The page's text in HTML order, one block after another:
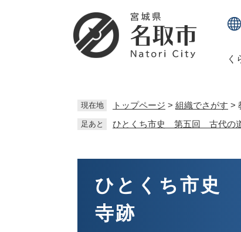
く
現在地 トップページ > 組織でさがす >
足あと ひとくち市史 第五回 古代の
ひとくち市史
寺跡